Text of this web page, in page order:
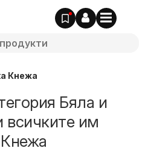
Кнежа
Бяла и
всичките им